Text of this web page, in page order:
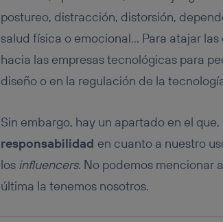
postureo, distracción, distorsión,
salud física o emocional… Para atajar
hacia las empresas tecnológicas para
diseño o en la regulación de la
Sin embargo, hay un apartado en el
responsabilidad en cuanto a nuestro
los influencers. No podemos mencionar
última la tenemos nosotros.
conecte su dispositivo y
Si utilizas una conexión de
realizará en función de las
hayan dado su consentimiento.
Si utilizas
, el
Puedes gestionar los
inferior de esta página web o
Para más información, consulta la